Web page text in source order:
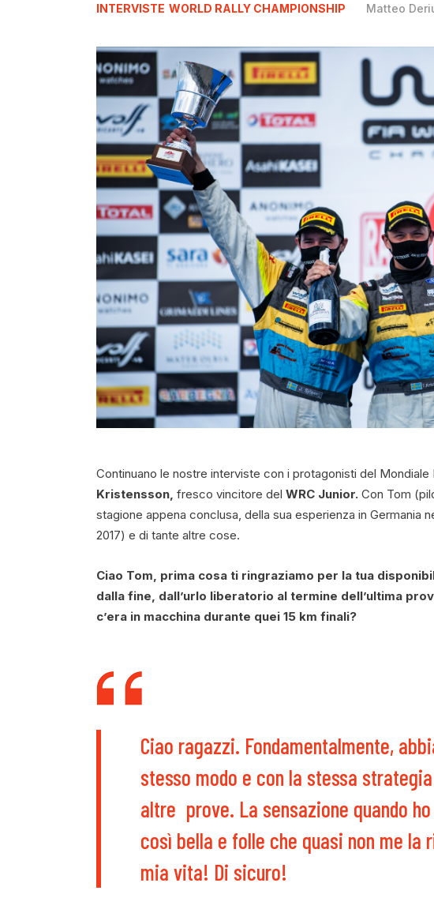
INTERVISTE WORLD RALLY CHAMPIONSHIP Matteo
Continuano le nostre interviste con i protagonisti del Mondiale
Kristensson, fresco vincitore del WRC Junior. Con Tom
stagione appena conclusa, della sua esperienza in Germania
2017) e di tante altre cose.
Ciao Tom, prima cosa ti ringraziamo per la tua
dalla fine, dall’urlo liberatorio al termine dell’ultima
c’era in macchina durante quei 15 km finali?
Ciao ragazzi. Fondamentalmente,
stesso modo e con la stessa
altre prove. La sensazione quando
così bella e folle che quasi non me la
mia vita! Di sicuro!